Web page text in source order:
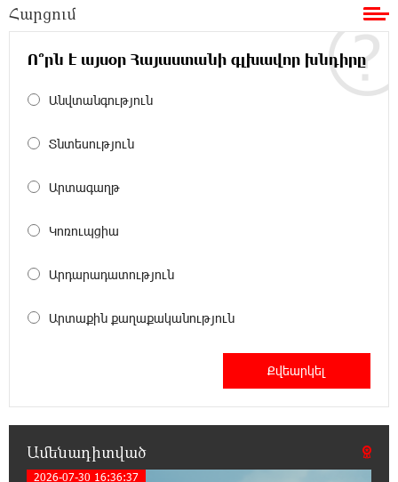
ԱՄՆ-ը հանել է Իրանի ԻՀՊԿ-ին առնչվող
ավիաընկերության նկատմամբ պատժամիջոցները
20:53:48 5-08-2026
դանակով հարձակում է գործել. 4 վիրավոր
Ռուսական ԱԹՍ-ներ արտադրող
Հարցում
Ո՞րն է այսօր Հայաստանի գլխավոր խնդիրը
Անվտանգություն
Տնտեսություն
Արտագաղթ
Կոռուպցիա
Արդարադատություն
Արտաքին քաղաքականություն
Ամենադիտված
2026-07-30 16:36:37